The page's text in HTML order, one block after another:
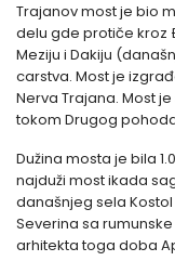
Trajanov most je bio
delu gde protiče kroz
Meziju i Dakiju
carstva. Most je
Nerva Trajana. Most
tokom Drugog
Dužina mosta je bila
najduži most ikada
današnjeg sela
Severina sa
arhitekta toga doba